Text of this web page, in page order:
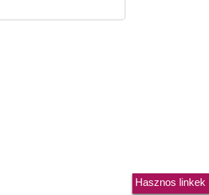
Hasznos linkek